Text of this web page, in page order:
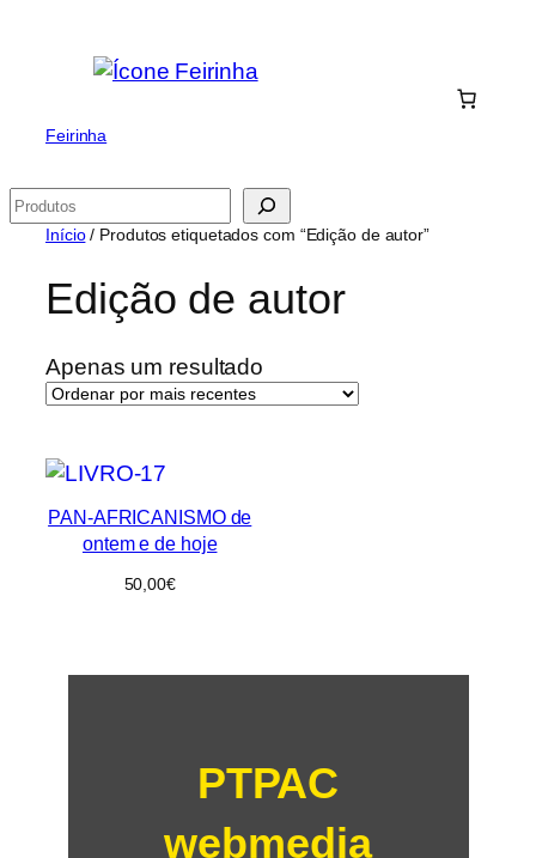
Feirinha
Pesquisar
Início/ Produtos etiquetados com “Edição de autor”
Edição de autor
Apenas um resultado
PAN-AFRICANISMO de
ontem e de hoje
50,00€
PTPAC
webmedia